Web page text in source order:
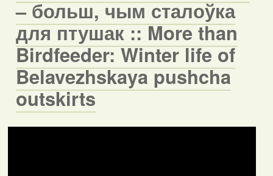
– больш, чым сталоўка
для птушак :: More than
Birdfeeder: Winter life of
Belavezhskaya pushcha
outskirts